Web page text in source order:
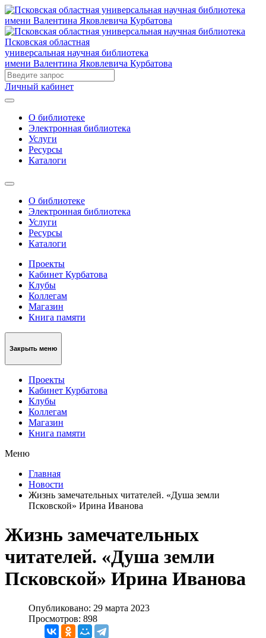
Псковская областная
универсальная научная библиотека
имени Валентина Яковлевича Курбатова
Личный кабинет
О библиотеке
Электронная библиотека
Услуги
Ресурсы
Каталоги
О библиотеке
Электронная библиотека
Услуги
Ресурсы
Каталоги
Проекты
Кабинет Курбатова
Клубы
Коллегам
Магазин
Книга памяти
Закрыть меню
Проекты
Кабинет Курбатова
Клубы
Коллегам
Магазин
Книга памяти
Меню
Главная
Новости
Жизнь замечательных читателей. «Душа земли
Псковской» Ирина Иванова
Жизнь замечательных
читателей. «Душа земли
Псковской» Ирина Иванова
Опубликовано: 29 марта 2023
Просмотров: 898